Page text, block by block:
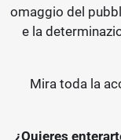
omaggio del
e la
Mira toda la
¿Quieres